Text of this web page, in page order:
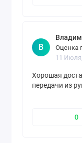
Мощность в
Ширина
В
Оценка
11
Хорошая
передачи из
0